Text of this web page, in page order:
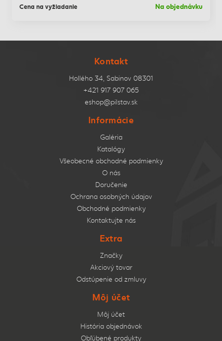
Cena na vyžiadanie Na objednávku
Kontakt
Hollého 34, Sabinov 08301
+421 917 907 065
eshop@pilstav.sk
Informácie
Galéria
Katalógy
Všeobecné obchodné podmienky
O nás
Doručenie
Ochrana osobných údajov
Obchodné podmienky
Kontaktujte nás
Extra
Značky
Akciový tovar
Odstúpenie od zmluvy
Môj účet
Môj účet
História objednávok
Obľúbené produkty